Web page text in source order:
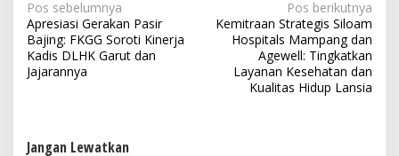
N
a
v
i
a
Pos sebelumnya
Apresiasi Gerakan Pasir
Bajing: FKGG Soroti Kinerja
Kadis DLHK Garut dan
Jajarannya
Pos berikutnya
Kemitraan Strategis Siloam
Hospitals Mampang dan
Agewell: Tingkatkan
Layanan Kesehatan dan
Kualitas Hidup Lansia
Jangan Lewatkan